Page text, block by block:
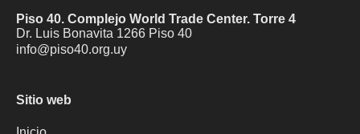
Piso 40. Complejo World Trade Center. Torre 4
Dr. Luis Bonavita 1266 Piso 40
info@piso40.org.uy
Sitio web